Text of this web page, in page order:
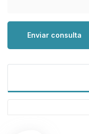
Enviar consulta